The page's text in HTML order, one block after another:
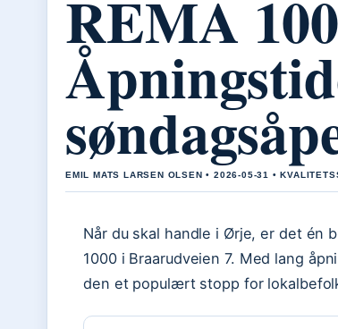
REMA
EMIL MATS LARSEN OLSEN • 2026-05-31 •
Når du skal handle i Ørje, er det én
1000 i Braarudveien 7. Med lang
den et populært stopp for